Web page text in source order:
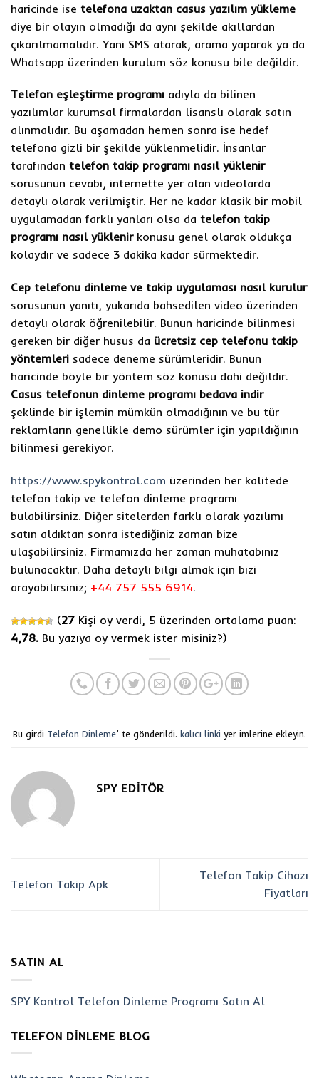
haricinde ise telefona uzaktan casus yazılım yükleme
diye bir olayın olmadığı da aynı şekilde akıllardan
çıkarılmamalıdır. Yani SMS atarak, arama yaparak ya da
Whatsapp üzerinden kurulum söz konusu bile değildir.
Telefon eşleştirme programı adıyla da bilinen
yazılımlar kurumsal firmalardan lisanslı olarak satın
alınmalıdır. Bu aşamadan hemen sonra ise hedef
telefona gizli bir şekilde yüklenmelidir. İnsanlar
tarafından telefon takip programı nasıl yüklenir
sorusunun cevabı, internette yer alan videolarda
detaylı olarak verilmiştir. Her ne kadar klasik bir mobil
uygulamadan farklı yanları olsa da telefon takip
programı nasıl yüklenirkonusu genel olarak oldukça
kolaydır ve sadece 3 dakika kadar sürmektedir.
Cep telefonu dinleme ve takip uygulaması nasıl kurulur
sorusunun yanıtı, yukarıda bahsedilen video üzerinden
detaylı olarak öğrenilebilir. Bunun haricinde bilinmesi
gereken bir diğer husus da ücretsiz cep telefonu takip
yöntemleri sadece deneme sürümleridir. Bunun
haricinde böyle bir yöntem söz konusu dahi değildir.
Casus telefonun dinleme programı bedava indir
şeklinde bir işlemin mümkün olmadığının ve bu tür
reklamların genellikle demo sürümler için yapıldığının
bilinmesi gerekiyor.
https://www.spykontrol.com üzerinden her kalitede
telefon takip ve telefon dinleme programı
bulabilirsiniz. Diğer sitelerden farklı olarak yazılımı
satın aldıktan sonra istediğiniz zaman bize
ulaşabilirsiniz. Firmamızda her zaman muhatabınız
bulunacaktır. Daha detaylı bilgi almak için bizi
arayabilirsiniz; +44 757 555 6914.
(27 Kişi oy verdi, 5 üzerinden ortalama puan:
4,78. Bu yazıya oy vermek ister misiniz?)
Bu girdi Telefon Dinleme’ te gönderildi. kalıcı linki yer imlerine ekleyin.
SPY EDITÖR
Telefon Takip Apk
Telefon Takip Cihazı
Fiyatları
SATIN AL
SPY Kontrol Telefon Dinleme Programı Satın Al
TELEFON DINLEME BLOG